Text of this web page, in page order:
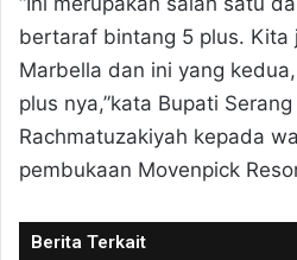
bertaraf bintang 5 plus. Kita
Marbella dan ini yang
plus nya,”kata Bupati Serang
Rachmatuzakiyah kepada
pembukaan Movenpick
Berita Terkait